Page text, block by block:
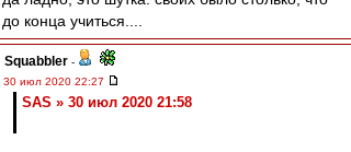
до конца учиться....
Squabbler -
30 июл 2020 22:27
SAS » 30 июл 2020 21:58